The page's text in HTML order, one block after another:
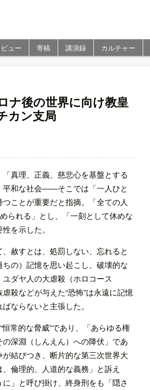
ュー 寄稿 講演録 カルチャー
後の世界に向け教皇
カン支局
真理、正義、慈悲心を基盤とする
平和な社会――そこでは「一人ひと
ことが重要だと指摘。「全ての人
られる」とし、「一刻として休めな
を示した。
赦すとは、処罰しない、忘れると
の）記憶を思い起こし、破壊的な
ダヤ人の大虐殺（ホロコース
殺などが与えた“恐怖”は永遠に記憶
ならないと主張した。
常的な脅威”であり、「あらゆる権
深淵（しんえん）への降伏」であ
結びつき、断片的な第三次世界大
倫理的、人道的な義務」と訴え
」と呼び掛け、終身刑をも「隠さ